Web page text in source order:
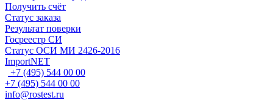
Получить счёт
Статус заказа
Результат поверки
Госреестр СИ
Статус ОСИ МИ 2426-2016
ImportNET
+7 (495) 544 00 00
+7 (495) 544 00 00
info@rostest.ru